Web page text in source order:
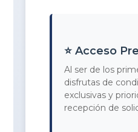
⭐ Acceso
Al ser de los
disfrutas de
exclusivas y
recepción de